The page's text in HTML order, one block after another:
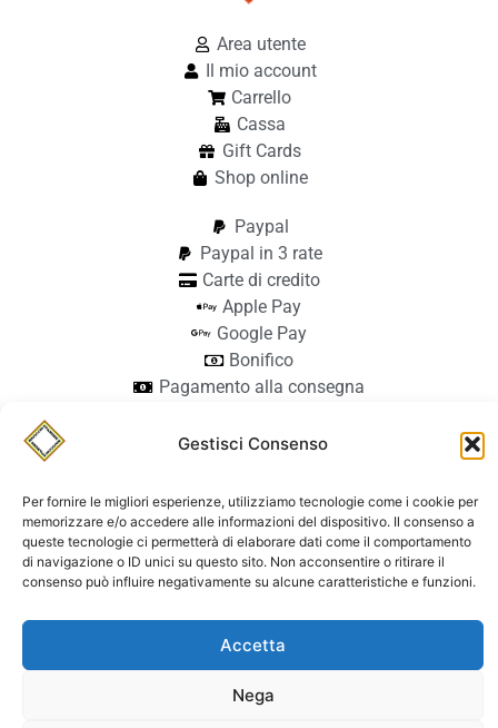
Gestisci Consenso
Per fornire le migliori esperienze, utilizziamo tecnologie come i cookie per
memorizzare e/o accedere alle informazioni del dispositivo. Il consenso a
queste tecnologie ci permetterà di elaborare dati come il comportamento
di navigazione o ID unici su questo sito. Non acconsentire o ritirare il
consenso può influire negativamente su alcune caratteristiche e funzioni.
Accetta
Nega
Area utente
Il mio account
Carrello
Cassa
Gift Cards
Shop online
Paypal
Paypal in 3 rate
Carte di credito
Apple Pay
Google Pay
Bonifico
Pagamento alla consegna
info@stilmodemaiocchi.it
@stilmodemaiocchipavia
© Stilmode Maiocchi 2026 | P.iva
01942740182
Powered by Paolo Sacchi Design
Dichiarazione di accessibilità